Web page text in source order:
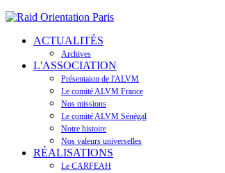
ACTUALITÉS
Archives
L'ASSOCIATION
Présentaion de l'ALVM
Le comité ALVM France
Nos missions
Le comité ALVM Sénégal
Notre histoire
Nos valeurs universelles
RÉALISATIONS
Le CARFEAH